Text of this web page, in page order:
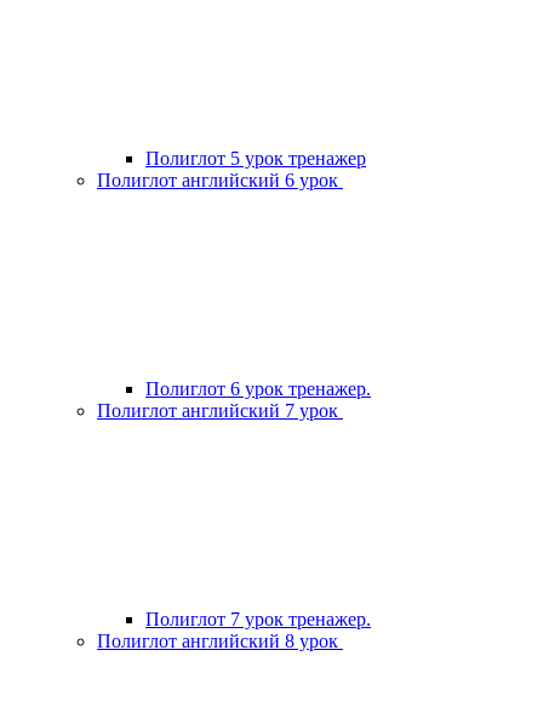
Полиглот 5 урок тренажер
Полиглот английский 6 урок
Полиглот 6 урок тренажер.
Полиглот английский 7 урок
Полиглот 7 урок тренажер.
Полиглот английский 8 урок